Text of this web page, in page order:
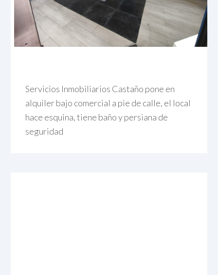
Servicios Inmobiliarios Castaño pone en
alquiler bajo comercial a pie de calle, el local
hace esquina, tiene baño y persiana de
seguridad